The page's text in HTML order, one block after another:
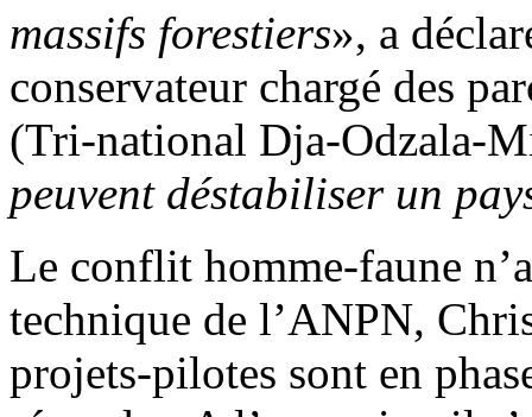
massifs forestiers», a
conservateur chargé des
(Tri-national Dja-Odzala-
peuvent déstabiliser un
Le conflit homme-faune
technique de l’ANPN,
projets-pilotes sont en